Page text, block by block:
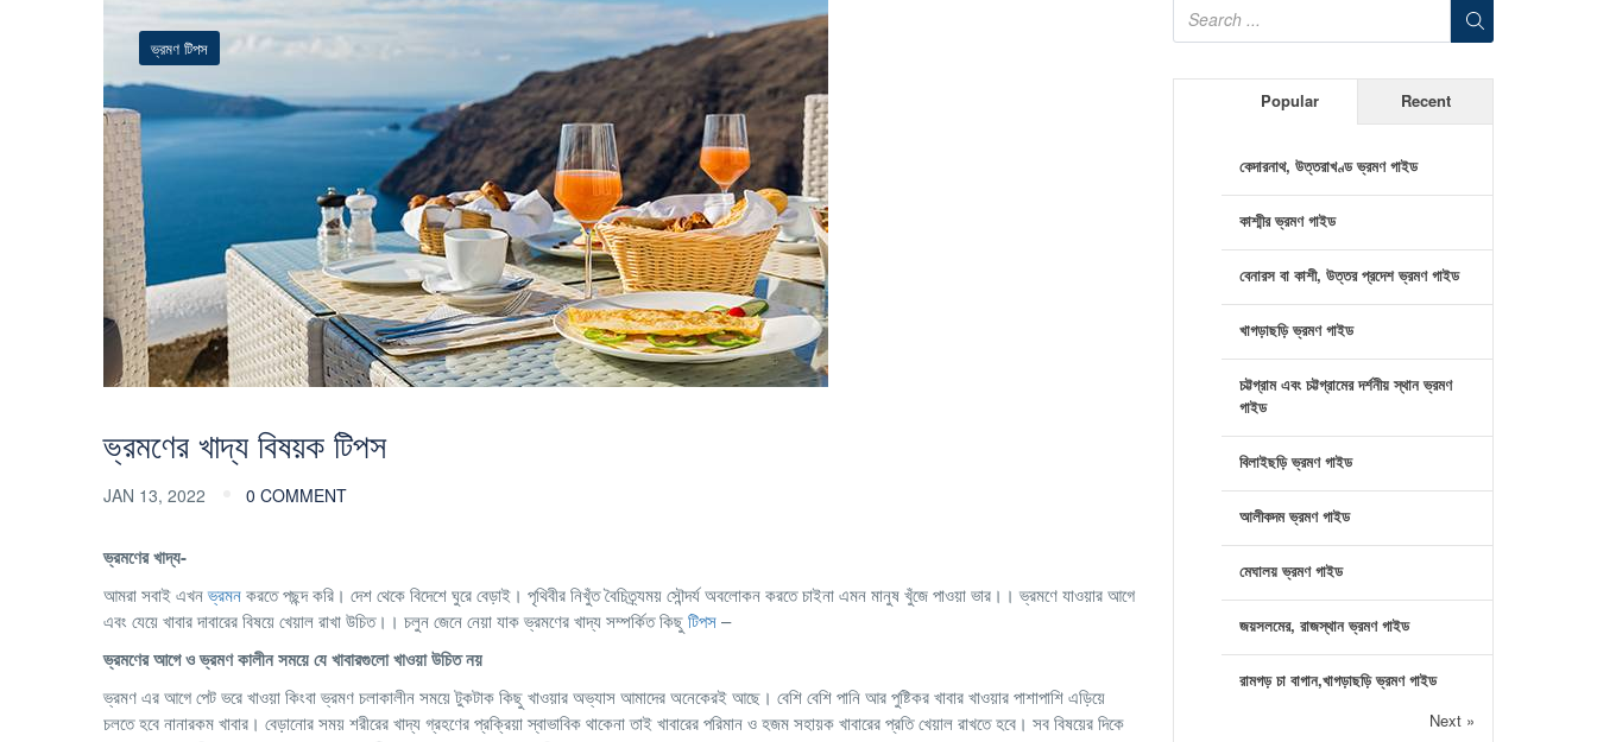
ভ্রমণ টিপস
ভ্রমণের খাদ্য বিষয়ক টিপস
JAN 13, 2022 0 COMMENT
ভ্রমণের খাদ্য-
আমরা সবাই এখনভ্রমনকরতে পছন্দ করি। দেশ থেকে বিদেশে ঘুরে বেড়াই। পৃথিবীর নিখুঁত বৈচিত্র্যময় সৌন্দর্য অবলোকন করতে চাইনা এমন মানুষ খুঁজে পাওয়া ভার।। ভ্রমণে যাওয়ার আগে
এবং যেয়ে খাবার দাবারের বিষয়ে খেয়াল রাখা উচিত।। চলুন জেনে নেয়া যাক ভ্রমণের খাদ্য সম্পর্কিত কিছুটিপস–
ভ্রমণের আগে ও ভ্রমণ কালীন সময়ে যে খাবারগুলো খাওয়া উচিত নয়
ভ্রমণ এর আগে পেট ভরে খাওয়া কিংবা ভ্রমণ চলাকালীন সময়ে টুকটাক কিছু খাওয়ার অভ্যাস আমাদের অনেকেরই আছে। বেশি বেশি পানি আর পুষ্টিকর খাবার খাওয়ার পাশাপাশি এড়িয়ে
চলতে হবে নানারকম খাবার। বেড়ানোর সময় শরীরের খাদ্য গ্রহণের প্রক্রিয়া স্বাভাবিক থাকেনা তাই খাবারের পরিমান ও হজম সহায়ক খাবারের প্রতি খেয়াল রাখতে হবে। সব বিষয়ের দিকে
Popular Recent
কেদারনাথ, উত্তরাখণ্ড ভ্রমণ গাইড
কাশ্মীর ভ্রমণ গাইড
বেনারস বা কাশী, উত্তর প্রদেশ ভ্রমণ গাইড
খাগড়াছড়ি ভ্রমণ গাইড
চট্টগ্রাম এবং চট্টগ্রামের দর্শনীয় স্থান ভ্রমণ
গাইড
বিলাইছড়ি ভ্রমণ গাইড
আলীকদম ভ্রমণ গাইড
মেঘালয় ভ্রমণ গাইড
জয়সলমের, রাজস্থান ভ্রমণ গাইড
রামগড় চা বাগান,খাগড়াছড়ি ভ্রমণ গাইড
Next »